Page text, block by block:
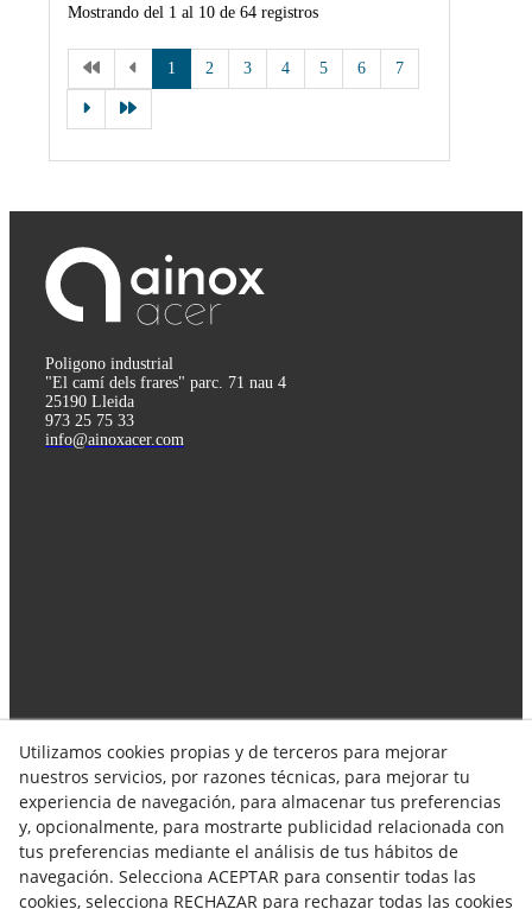
Mostrando del 1 al 10 de 64 registros
1 2 3 4 5 6 7
Poligono industrial
"El camí dels frares" parc. 71 nau 4
25190 Lleida
973 25 75 33
info@ainoxacer.com
Síguenos en las redes!
Utilizamos cookies propias y de terceros para mejorar
nuestros servicios, por razones técnicas, para mejorar tu
experiencia de navegación, para almacenar tus preferencias
y, opcionalmente, para mostrarte publicidad relacionada con
tus preferencias mediante el análisis de tus hábitos de
navegación. Selecciona ACEPTAR para consentir todas las
cookies, selecciona RECHAZAR para rechazar todas las cookies